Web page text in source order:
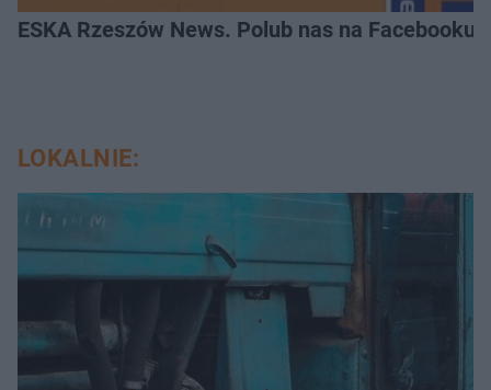
ESKA Rzeszów News. Polub nas na Facebooku!
LOKALNIE: